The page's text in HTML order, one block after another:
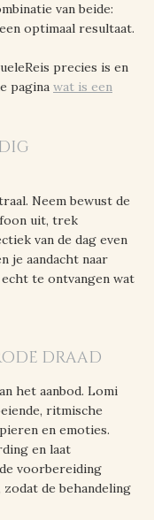
van beide:
optimaal resultaat.
precies is en
pagina wat is een
Neem bewust de
uit, trek
van de dag even
je aandacht naar
te ontvangen wat
draad
het aanbod. Lomi
ritmische
en emoties.
en laat
voorbereiding
de behandeling